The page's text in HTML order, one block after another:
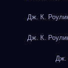
Дж. К.
Дж. К.
Дж.